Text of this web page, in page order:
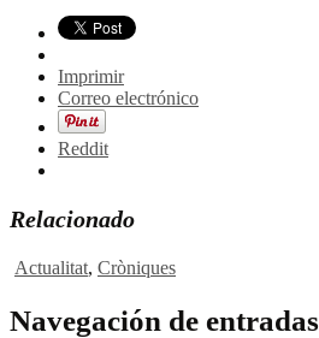
Imprimir
Correo electrónico
Reddit
Relacionado
Actualitat, Cròniques
Navegación de entradas